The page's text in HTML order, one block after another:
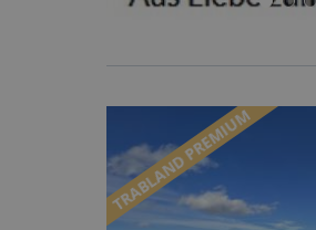
TRABLAND PREMIUM